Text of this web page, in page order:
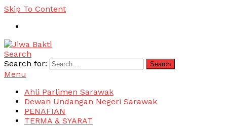
Skip To Content
Jiwa Bakti
Suara PBB Sarawak
Search
Search for:
Menu
Ahli Parlimen Sarawak
Dewan Undangan Negeri Sarawak
PENAFIAN
TERMA & SYARAT